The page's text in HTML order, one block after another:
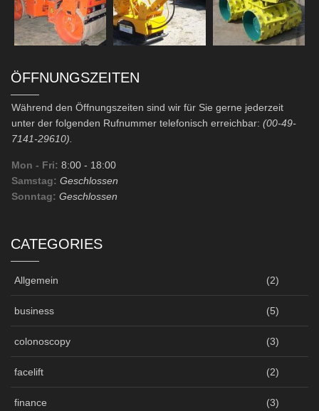
ÖFFNUNGSZEITEN
Während den Öffnungszeiten sind wir für Sie gerne jederzeit
unter der folgenden Rufnummer telefonisch erreichbar: (00-49-
7141-29610).
Mon - Fri: 8:00 - 18:00
Samstag: Geschlossen
Sonntag: Geschlossen
CATEGORIES
Allgemein (2)
business (5)
colonoscopy (3)
facelift (2)
finance (3)